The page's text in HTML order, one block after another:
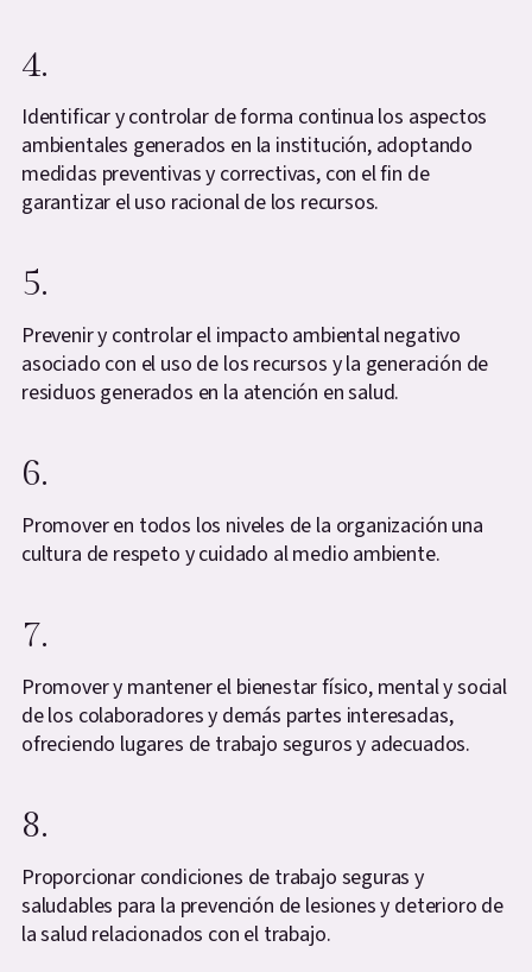
4.
Identificar y controlar de forma continua los aspectos
ambientales generados en la institución, adoptando
medidas preventivas y correctivas, con el fin de
garantizar el uso racional de los recursos.
5.
Prevenir y controlar el impacto ambiental negativo
asociado con el uso de los recursos y la generación de
residuos generados en la atención en salud.
6.
Promover en todos los niveles de la organización una
cultura de respeto y cuidado al medio ambiente.
7.
Promover y mantener el bienestar físico, mental y social
de los colaboradores y demás partes interesadas,
ofreciendo lugares de trabajo seguros y adecuados.
8.
Proporcionar condiciones de trabajo seguras y
saludables para la prevención de lesiones y deterioro de
la salud relacionados con el trabajo.